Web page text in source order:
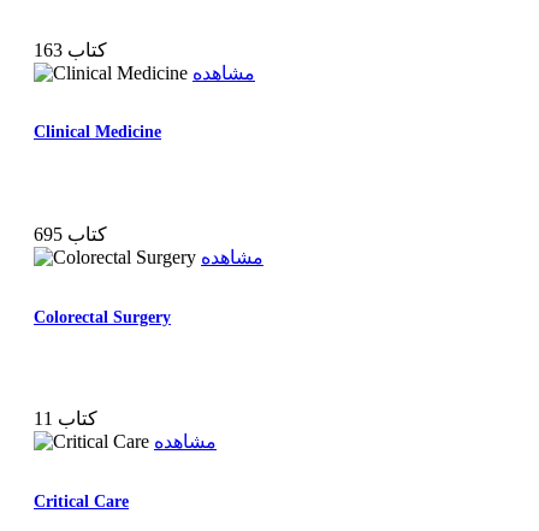
163 کتاب
مشاهده
Clinical Medicine
695 کتاب
مشاهده
Colorectal Surgery
11 کتاب
مشاهده
Critical Care